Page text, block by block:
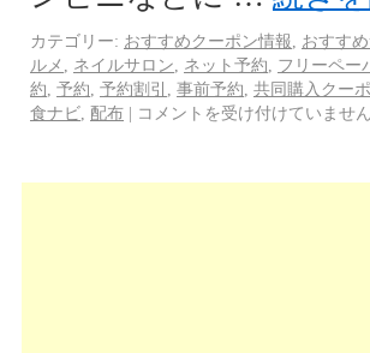
カテゴリー: おすすめクーポン情報 おすす
ルメ
ネイルサロン ネット予約 フリーペー
約 予約 予約割引 事前予約 共同購入クー
食ナビ 配布 | コメントを受け付けていません